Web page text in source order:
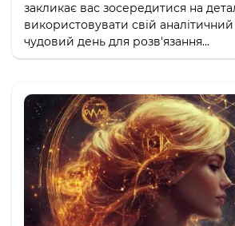
закликає вас зосередитися на
використовувати свій аналітичний
чудовий день для розв'язання...